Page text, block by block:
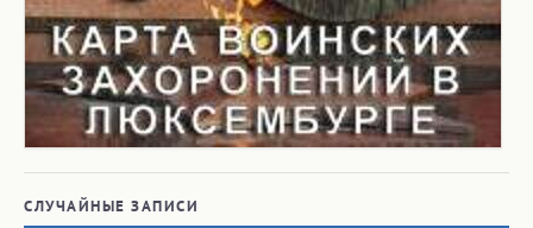
СЛУЧАЙНЫЕ ЗАПИСИ